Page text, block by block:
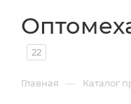
22
Главная — Каталог